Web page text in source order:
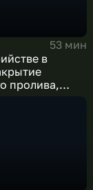
53 мин
в
пролива,